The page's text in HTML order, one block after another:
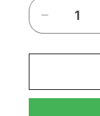
Reducir
cantidad
para
12V